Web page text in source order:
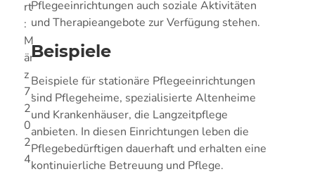
rt
:
M
är
z
7,
2
0
2
4
Pflegeeinrichtungen auch soziale Aktivitäten
und Therapieangebote zur Verfügung stehen.
Beispiele
Beispiele für stationäre Pflegeeinrichtungen
sind Pflegeheime, spezialisierte Altenheime
und Krankenhäuser, die Langzeitpflege
anbieten. In diesen Einrichtungen leben die
Pflegebedürftigen dauerhaft und erhalten eine
kontinuierliche Betreuung und Pflege.